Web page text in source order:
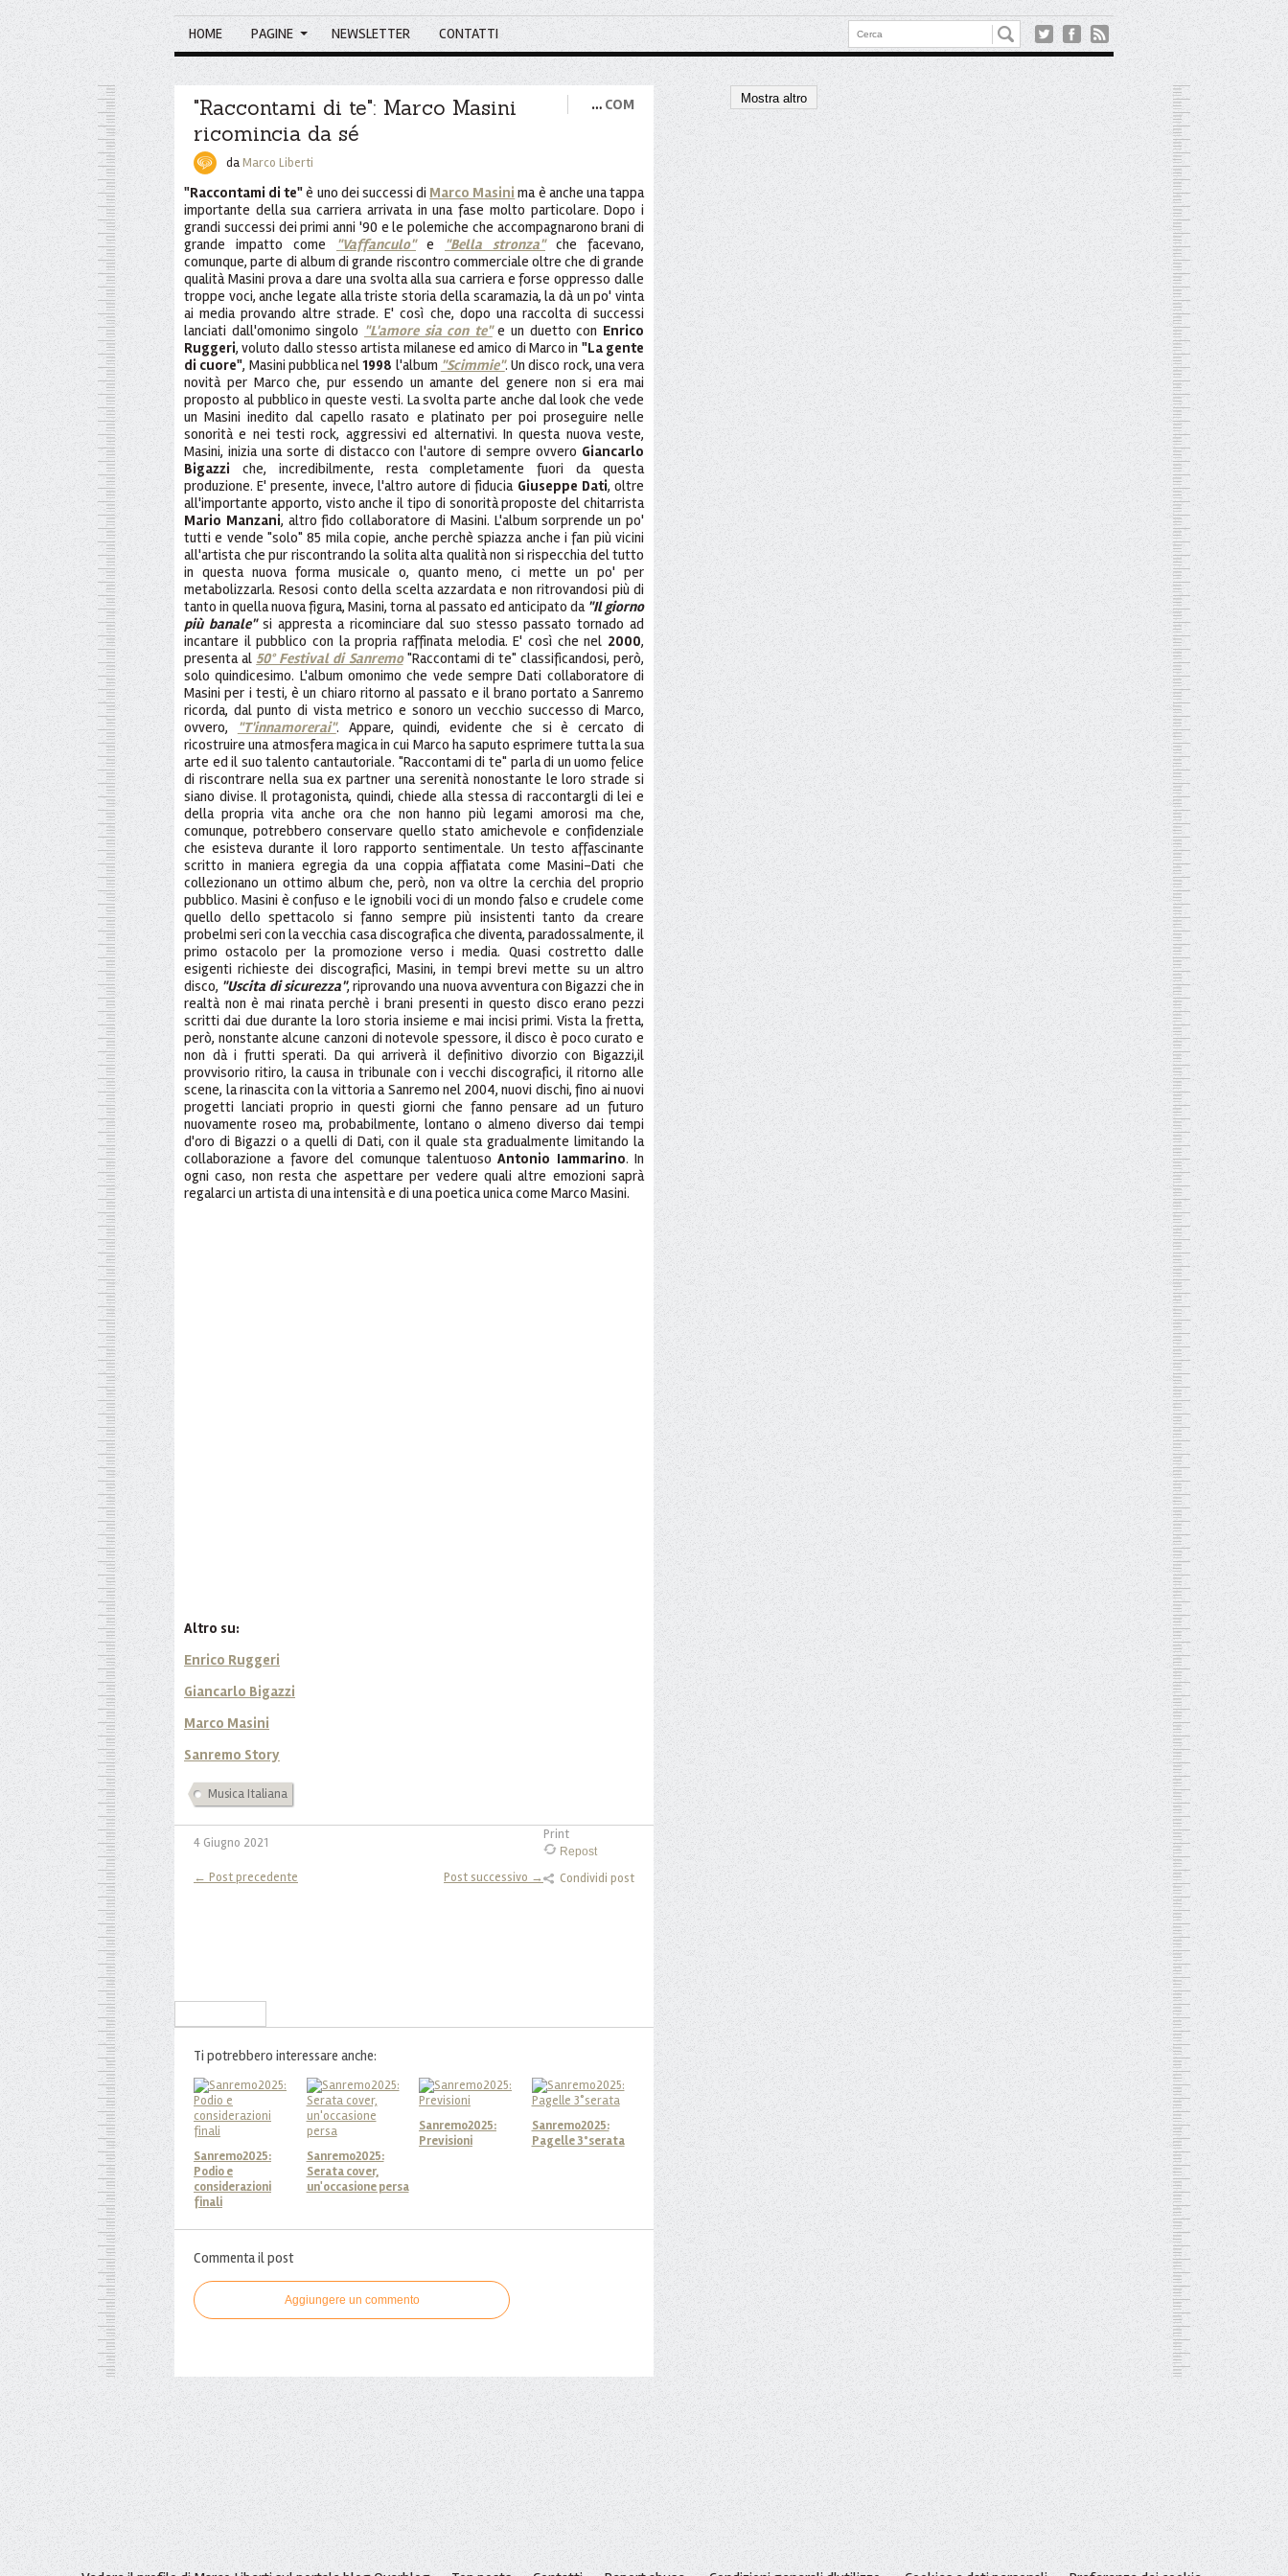
HOME PAGINE NEWSLETTER CONTATTI
"Raccontami di te": Marco Masini
ricomincia da sé
… COM
daMarco Liberti
"Raccontami di te"è uno dei successi di Marco Masini ma è anche una tappa
importante della sua carriera arrivata in una fase molto particolare. Dopo i
grandi successi dei primi anni '90 e le polemiche che accompagnarono brani di
grande impatto come
"Vaffanculo"e "Bella stronza"che facevano,
comunque, parte di album di grande riscontro commerciale oltre che di grande
qualità Masini prova a dare una svolta alla sua carriera e forse oppresso dalle
troppe voci, anche legate alla triste storia della scaramazia, la dà un po' vinta
ai media provando altre strade. E' così che, dopo una raccolta di successi
lanciati dall'omonimo singolo "L'amore sia con te"e un duetto con Enrico
Ruggeri, voluto dallo stesso artista milanese ed amico di Marco in "La gente
di cuore", Masini pubblica nel1998 l'album "Scimmie". Un disco rock, una vera
novità per Marco che, pur essendo un amante del genere non si era mai
proposto al pubblico in queste vesti. La svolta parte anche dal look che vede
un Masini inedito dal capello rasato e platinato per poi proseguire nelle
sonorità e nei testi rock, aggressivi ed alternativi. In questa nuova veste,
Masini, inizia una sorte di distacco con l'autore di sempre ovvero Giancarlo
Bigazzi che, incredibilmente, resta completamente fuori da questa
produzione. E' presente, invece, l'altro autore di fiducia Giuseppe Dati, oltre
all'importante apporto, visto anche il tipo di sonorità proposte del chitarrista
Mario Manzani, altro fido collaboratore di Masini. L'album sorprende un po'
tutti e vende "solo" 85 mila copie, anche perchè spiazza anche i fan più vicini
all'artista che pur riscontrando la solita alta qualità non si rispecchia del tutto
in questa nuova forma musicale o, quanto meno, ci mette un po' per
metabolizzarla. Resosi conto della scelta azzardata e non ritrovandosi più di
tanto in quella nuova figura, Masini, torna al passato ed anticipato da "Il giorno
più banale"si appresta a ricominciare dal suo stesso passato tornado ad
incantare il pubblico con la propria raffinata melodia. E' così che nel 2000,
presenta al 50° Festival di Sanremo"Raccontami di te" classificandosi, però,
solo quindicesimo. L'album omonimo che vede sempre Dati collaboratore di
Masini per i testi, è un chiaro ritorno al passato e il brano portato a Sanremo
ricorda, dal punto di vista metrico e sonoro un vecchio successo di Marco,
ovvero,
"T'innamorerai". Appare, quindi, evidente che si è cercato di
ricostruire una atmosfera magica in cui Marco ha saputo esprimere tutta la sua
arte ed il suo talento cantautoriale. "Raccontami di te" parla di un uomo felice
di riscontrare nella sua ex partner una serenità nonostante le loro strade si
siano divise. Il protagonista, quindi, chiede alla stessa di raccontargli di lei e
della propria vita anche ora che non hanno più legami amorosi ma che,
comunque, potrebbero conservare quello stato amichevole e confidenziale
che esisteva durante il loro rapporto sentimentale. Un testo affascinante
scritto in maniera egregia da una coppia affiatata come Masini-Dati che
collezionano un ottimo album che, però, non va oltre la cerchia del proprio
pubblico. Masini è confuso e le ignobili voci di un mondo falso e crudele come
quello dello spettacolo si fanno sempre più insistenti tanto da creare
probelmi seri con la vecchia casa discografica che diventa, paradossalmente, il
primo ostacolo per la promozione verso i media. Quasi costretto dalle
esigenti richieste dei discografici, Masini, in tempi brevi mette su un altro
disco, "Uscita di sicurezza", riprovando una nuova avventura con Bigazzi che in
realtà non è mai rinata perchè i brani presenti in questo disco erano pezzi
scritti dai due durante la loro storia insieme e mai incisi primi. Vista la fretta,
però, nonstante alcune canzoni di notevole spessore, il disco è poco curato e
non dà i frutti sperati. Da qui arriverà il definitivo divorzio con Bigazzi,il
provvisorio ritiro, la causa in tribunale con i vecchi discografici, il ritorno alle
scene, la rinascita con la vittoria a Sanremo nel 2004, nuovi dischi, fino ai nuovi
progetti lanciati proprio in questi giorni che fanno pensare ad un futuro
nuovamente roseo ma, probabilmente, lontano o almeno diverso dai tempi
d'oro di Bigazzi o a quelli di Dati, con il quale sta gradualmente limitando la
collaborazione a favore del comunque talentuosoAntonio Iammarino. In
ogni caso, non resta che aspettare per vedere quali altre emozioni saprà
regalarci un artista di una intensità e di una poetica unica come Marco Masini.
Altro su:
Enrico Ruggeri
Giancarlo Bigazzi
Marco Masini
Sanremo Story
Musica Italiana
4 Giugno 2021
Print
Repost
Condividi post
← Post precedente Post successivo →
Ti potrebbero interessare anche:
Sanremo2025:
Podio e
considerazioni
finali
Sanremo2025:
Serata cover,
un'occasione persa
Sanremo2025:
Previsioni
Sanremo2025:
Pagelle 3°serata
Commenta il post
Aggiungere un commento
Mostra altro